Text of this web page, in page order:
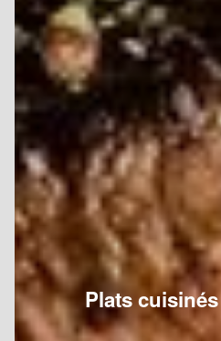
Plats